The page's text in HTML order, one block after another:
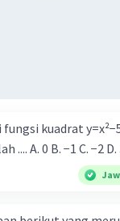
kuadrat
.... A. 0 B. −1 C. −2 D.